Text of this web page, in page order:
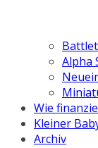
Alpha
Wie
Kleiner
Archiv